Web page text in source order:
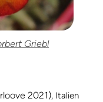
Griebl
2021), Italien